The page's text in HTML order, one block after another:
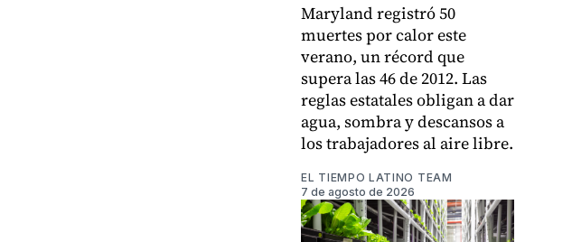
Maryland registró 50
muertes por calor este
verano, un récord que
supera las 46 de 2012. Las
reglas estatales obligan a dar
agua, sombra y descansos a
los trabajadores al aire libre.
EL TIEMPO LATINO TEAM
7 de agosto de 2026